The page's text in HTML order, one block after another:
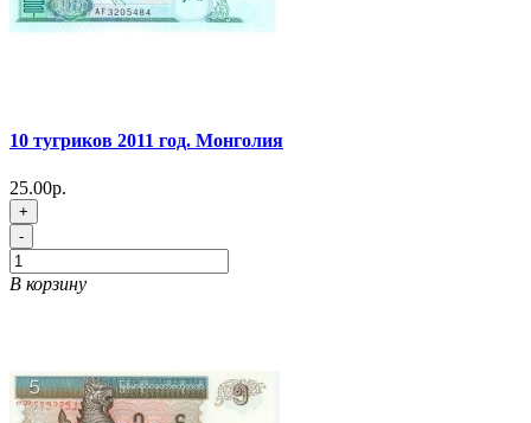
10 тугриков 2011 год. Монголия
25.00р.
+
-
В корзину